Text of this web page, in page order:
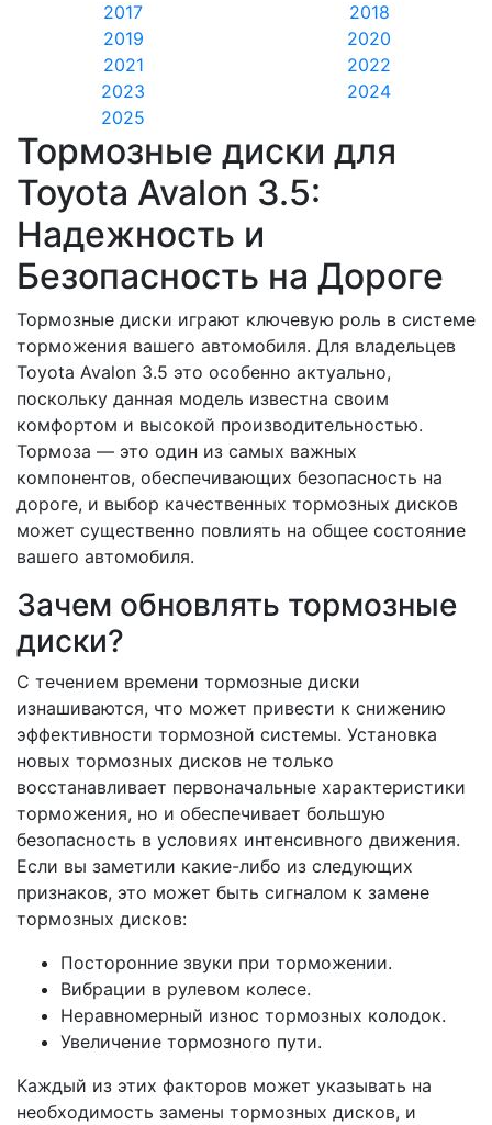
2017
2018
2019
2020
2021
2022
2023
2024
2025
Тормозные диски для
Toyota Avalon 3.5:
Надежность и
Безопасность на Дороге
Тормозные диски играют ключевую роль в системе
торможения вашего автомобиля. Для владельцев
Toyota Avalon 3.5 это особенно актуально,
поскольку данная модель известна своим
комфортом и высокой производительностью.
Тормоза — это один из самых важных
компонентов, обеспечивающих безопасность на
дороге, и выбор качественных тормозных дисков
может существенно повлиять на общее состояние
вашего автомобиля.
Зачем обновлять тормозные
диски?
С течением времени тормозные диски
изнашиваются, что может привести к снижению
эффективности тормозной системы. Установка
новых тормозных дисков не только
восстанавливает первоначальные характеристики
торможения, но и обеспечивает большую
безопасность в условиях интенсивного движения.
Если вы заметили какие-либо из следующих
признаков, это может быть сигналом к замене
тормозных дисков:
Посторонние звуки при торможении.
Вибрации в рулевом колесе.
Неравномерный износ тормозных колодок.
Увеличение тормозного пути.
Каждый из этих факторов может указывать на
необходимость замены тормозных дисков, и